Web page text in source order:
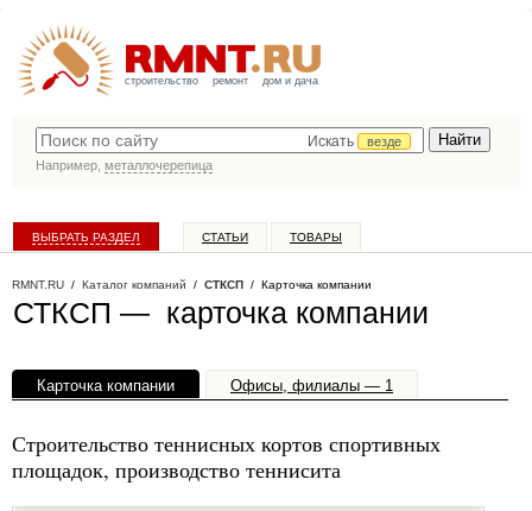
строительство ремонт дом и дача
Искать
везде
Например, металлочерепица
ВЫБРАТЬ РАЗДЕЛ СТАТЬИ ТОВАРЫ
RMNT.RU / Каталог компаний / СТКСП / Карточка компании
СТКСП — карточка компании
Карточка компании Офисы, филиалы — 1
Строительство теннисных кортов спортивных
площадок, производство теннисита